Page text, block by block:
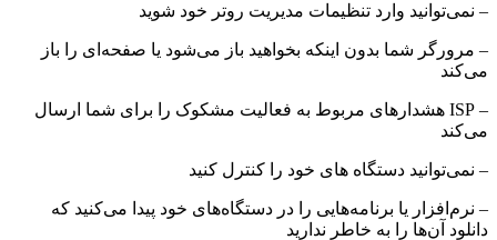
– نمی‌توانید وارد تنظیمات مدیریت روتر خود شوید
– مرورگر شما بدون اینکه بخواهید باز می‌شود یا صفحه‌ای را باز
می‌کند
– ISP هشدارهای مربوط به فعالیت مشکوک را برای شما ارسال
می‌کند
– نمی‌توانید دستگاه های خود را کنترل کنید
– نرم‌افزار یا برنامه‌هایی را در دستگاه‌های خود پیدا می‌کنید که
دانلود آن‌ها را به خاطر ندارید